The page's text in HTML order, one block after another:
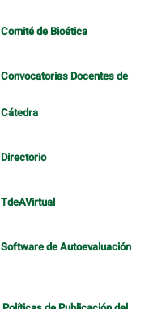
Comité de Bioética
Convocatorias Docentes de
Cátedra
Directorio
TdeAVirtual
Software de Autoevaluación